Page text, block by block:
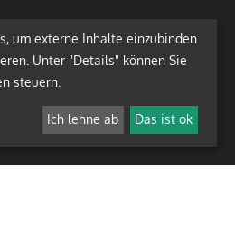
um externe Inhalte einzubinden
Unter "Details" können Sie
steuern.
Ich lehne ab Das ist ok